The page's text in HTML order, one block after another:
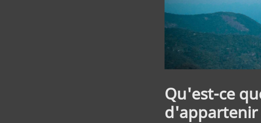
Qu'est-ce
d'appartenir